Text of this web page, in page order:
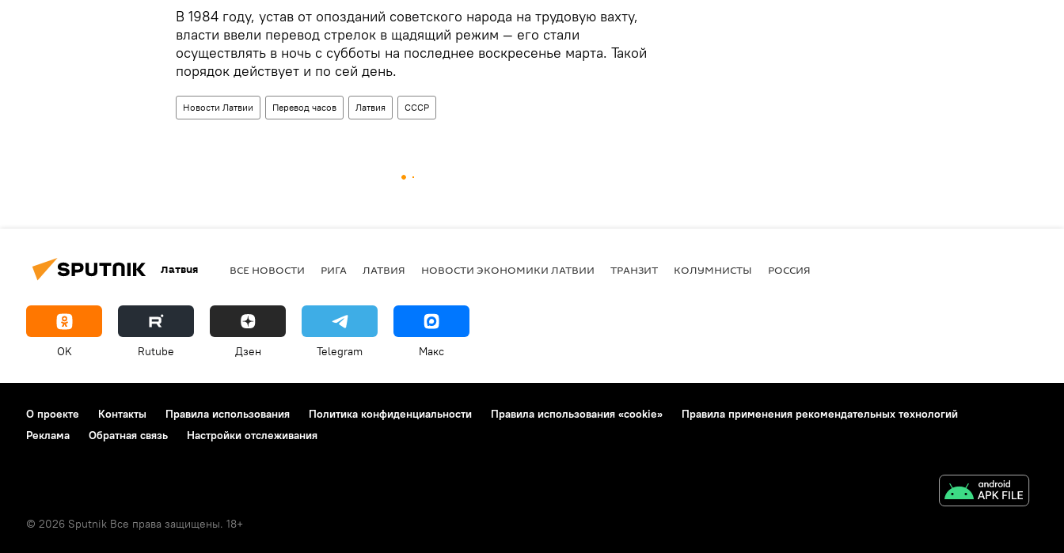
В 1984 году, устав от опозданий советского народа на трудовую вахту,
власти ввели перевод стрелок в щадящий режим — его стали
осуществлять в ночь с субботы на последнее воскресенье марта. Такой
порядок действует и по сей день.
Новости Латвии Перевод часов Латвия СССР
Латвия ВСЕ НОВОСТИ РИГА ЛАТВИЯ НОВОСТИ ЭКОНОМИКИ ЛАТВИИ ТРАНЗИТ КОЛУМНИСТЫ РОССИЯ
OK Rutube Дзен Telegram Макс
О проекте Контакты Правила использования Политика конфиденциальности Правила использования «cookie»
Правила применения рекомендательных технологий
Реклама
Обратная связь Настройки отслеживания
© 2026 Sputnik Все права защищены. 18+